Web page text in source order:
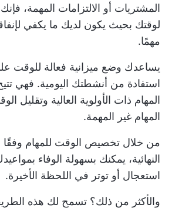
المشتريات أو الالتزامات المهمة،
لوقتك بحيث يكون لديك ما يكفي
مهمًا.
يساعدك وضع ميزانية فعالة للوقت
استفادة من أنشطتك اليومية. فهي
المهام ذات الأولوية العالية وتقليل
المهام غير المهمة.
من خلال تخصيص الوقت للمهام وفقًا
النهائية، يمكنك بسهولة الوفاء
استعجال أو توتر في اللحظة الأخيرة.
والأكثر من ذلك؟ تسمح لك هذه